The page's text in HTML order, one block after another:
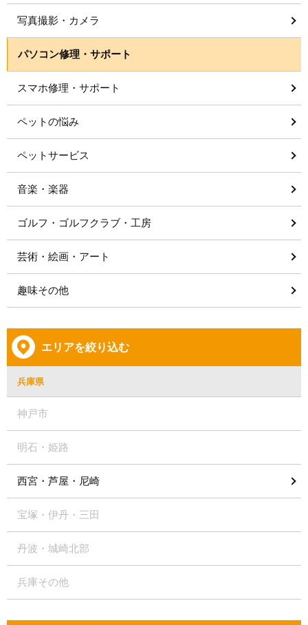
写真撮影・カメラ
パソコン修理・サポート
スマホ修理・サポート
ペットの悩み
ペットサービス
音楽・楽器
ゴルフ・ゴルフクラブ・工房
芸術・絵画・アート
趣味その他
エリアを絞り込む
兵庫県
神戸市
明石・姫路
西宮・芦屋・尼崎
宝塚・伊丹・三田
丹波・城崎北部
兵庫その他